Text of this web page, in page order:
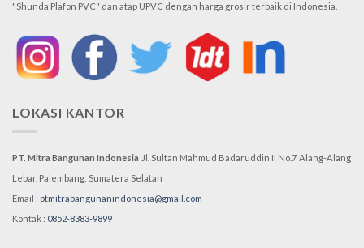
"Shunda Plafon PVC" dan atap UPVC dengan harga grosir terbaik di Indonesia.
LOKASI KANTOR
PT. Mitra Bangunan Indonesia Jl. Sultan Mahmud Badaruddin II No.7 Alang-Alang
Lebar, Palembang, Sumatera Selatan
Email : ptmitrabangunanindonesia@gmail.com
Kontak : 0852-8383-9899